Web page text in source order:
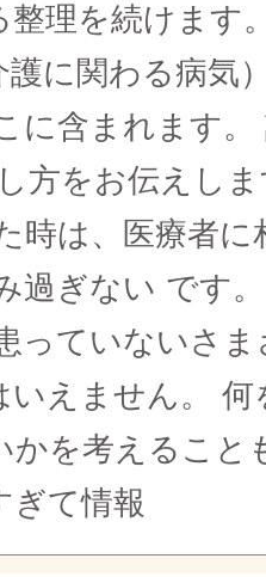
整理を続けま
護に関わる病気
に含まれます
方をお伝えし
時は、医療者
過ぎない です
っていないさま
いえません。
かを考えること
ぎて情報